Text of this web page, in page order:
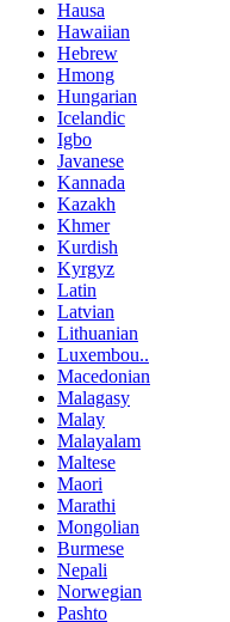
Hausa
Hawaiian
Hebrew
Hmong
Hungarian
Icelandic
Igbo
Javanese
Kannada
Kazakh
Khmer
Kurdish
Kyrgyz
Latin
Latvian
Lithuanian
Luxembou..
Macedonian
Malagasy
Malay
Malayalam
Maltese
Maori
Marathi
Mongolian
Burmese
Nepali
Norwegian
Pashto